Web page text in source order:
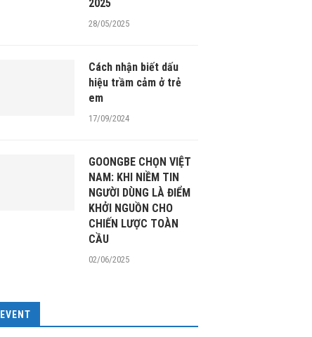
2025
28/05/2025
Cách nhận biết dấu
hiệu trầm cảm ở trẻ
em
17/09/2024
GOONGBE CHỌN VIỆT
NAM: KHI NIỀM TIN
NGƯỜI DÙNG LÀ ĐIỂM
KHỞI NGUỒN CHO
CHIẾN LƯỢC TOÀN
CẦU
02/06/2025
EVENT